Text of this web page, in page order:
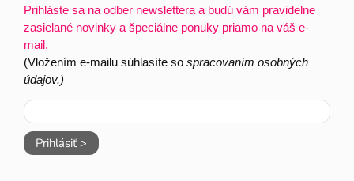
Prihláste sa na odber newslettera a budú vám pravidelne
zasielané novinky a špeciálne ponuky priamo na váš e-
mail.
(Vložením e-mailu súhlasíte sospracovaním osobných
údajov.)
Prihlásiť >